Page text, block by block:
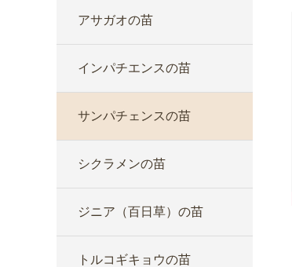
アサガオの苗
インパチエンスの苗
サンパチェンスの苗
シクラメンの苗
ジニア（百日草）の苗
トルコギキョウの苗